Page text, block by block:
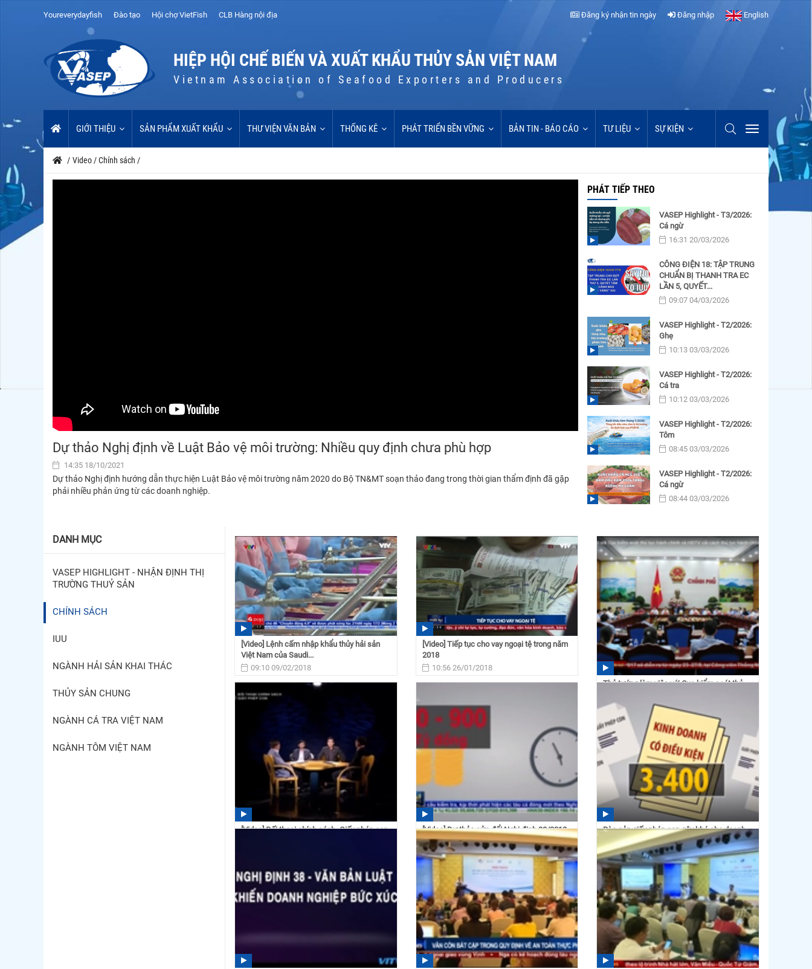
Youreverydayfish Đào tạo Hội chợ VietFish CLB Hàng nội địa Đăng ký nhận tin ngày Đăng nhập English
HIỆP HỘI CHẾ BIẾN VÀ XUẤT KHẨU THỦY SẢN VIỆT NAM
Vietnam Association of Seafood Exporters and Producers
GIỚI THIỆU SẢN PHẨM XUẤT KHẨU THƯ VIỆN VĂN BẢN THỐNG KÊ PHÁT TRIỂN BỀN VỮNG BẢN TIN - BÁO CÁO TƯ LIỆU SỰ KIỆN
/ Video /Chính sách /
Dự thảo Nghị định về Luật Bảo vệ môi trường: Nhiều quy định chưa phù hợp
14:35 18/10/2021
Dự thảo Nghị định hướng dẫn thực hiện Luật Bảo vệ môi trường năm 2020 do Bộ TN&MT soạn thảo đang trong thời gian thẩm định đã gặp
phải nhiều phản ứng từ các doanh nghiệp.
PHÁT TIẾP THEO
VASEP Highlight - T3/2026:
Cá ngừ
16:31 20/03/2026
CÔNG ĐIỆN 18: TẬP TRUNG
CHUẨN BỊ THANH TRA EC
LẦN 5, QUYẾT...
09:07 04/03/2026
VASEP Highlight - T2/2026:
Ghẹ
10:13 03/03/2026
VASEP Highlight - T2/2026:
Cá tra
10:12 03/03/2026
VASEP Highlight - T2/2026:
Tôm
08:45 03/03/2026
VASEP Highlight - T2/2026:
Cá ngừ
08:44 03/03/2026
DANH MỤC
VASEP HIGHLIGHT - NHẬN ĐỊNH THỊ
TRƯỜNG THUỶ SẢN
CHÍNH SÁCH
IUU
NGÀNH HẢI SẢN KHAI THÁC
THỦY SẢN CHUNG
NGÀNH CÁ TRA VIỆT NAM
NGÀNH TÔM VIỆT NAM
[Video] Lệnh cấm nhập khẩu thủy hải sản
Việt Nam của Saudi...
09:10 09/02/2018
[Video] Tiếp tục cho vay ngoại tệ trong năm
2018
10:56 26/01/2018
Thủ tướng làm việc với Cục kiểm soát thủ
14:01 17/08/2017
[Video] Đối thoại chính sách- Giấy phép con
[Video] Dự thảo sửa đổi Nghị định 38/2012
về an toàn thực...
14:51 20/07/2017
Rào cản giấy phép con gây khó cho doanh
nghiệp
04:18 14/07/2017